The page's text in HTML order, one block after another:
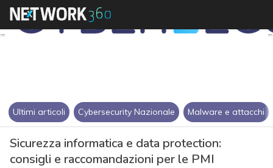
Ultimi articoli Cybersecurity Nazionale Malware e attacchi
Sicurezza informatica e data protection:
consigli e raccomandazioni per le PMI